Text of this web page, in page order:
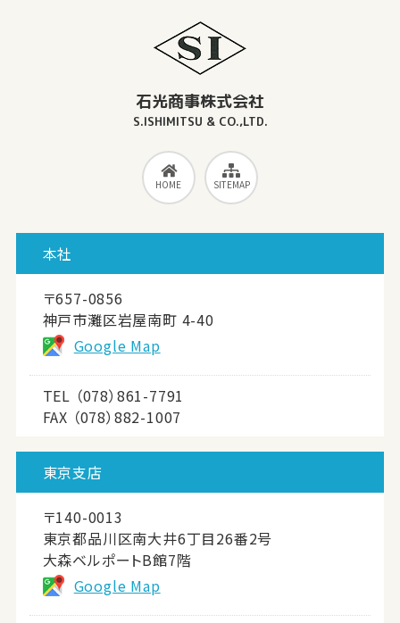
石光商事株式会社
S.ISHIMITSU & CO.,LTD.
HOME SITEMAP
本社
〒657-0856
神戸市灘区岩屋南町 4-40
Google Map
TEL （078）861-7791
FAX （078）882-1007
東京支店
〒140-0013
東京都品川区南大井6丁目26番2号
大森ベルポートB館7階
Google Map